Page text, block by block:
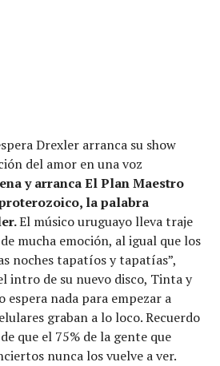
Drexler arranca su show
del amor en una voz
y arranca El Plan Maestro
la palabra
El músico uruguayo lleva traje
mucha emoción, al igual que los
noches tapatíos y tapatías”,
intro de su nuevo disco, Tinta y
espera nada para empezar a
graban a lo loco. Recuerdo
que el 75% de la gente que
nunca los vuelve a ver.